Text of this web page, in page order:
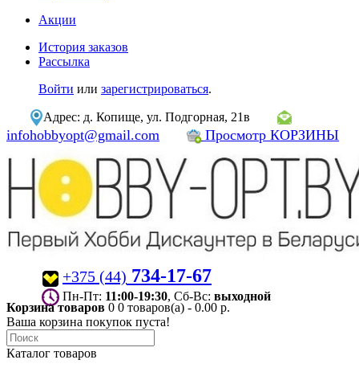
Акции
История заказов
Рассылка
Войти или зарегистрироваться.
Адрес: д. Копище, ул. Подгорная, 21в
infohobbyopt@gmail.com Просмотр КОРЗИНЫ
+375 (44) 734-17-67
Пн-Пт: 11:00-19:30 , Сб-Вс: выходной
Корзина товаров 0 0 товаров(а) - 0.00 р.
Ваша корзина покупок пуста!
Каталог товаров